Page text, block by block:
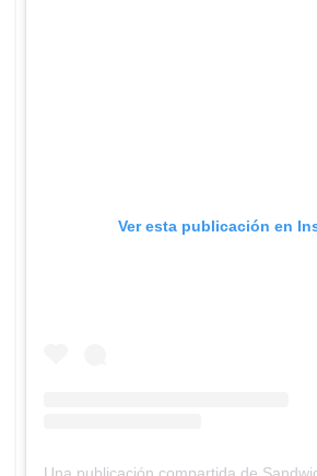
Ver esta publicación en